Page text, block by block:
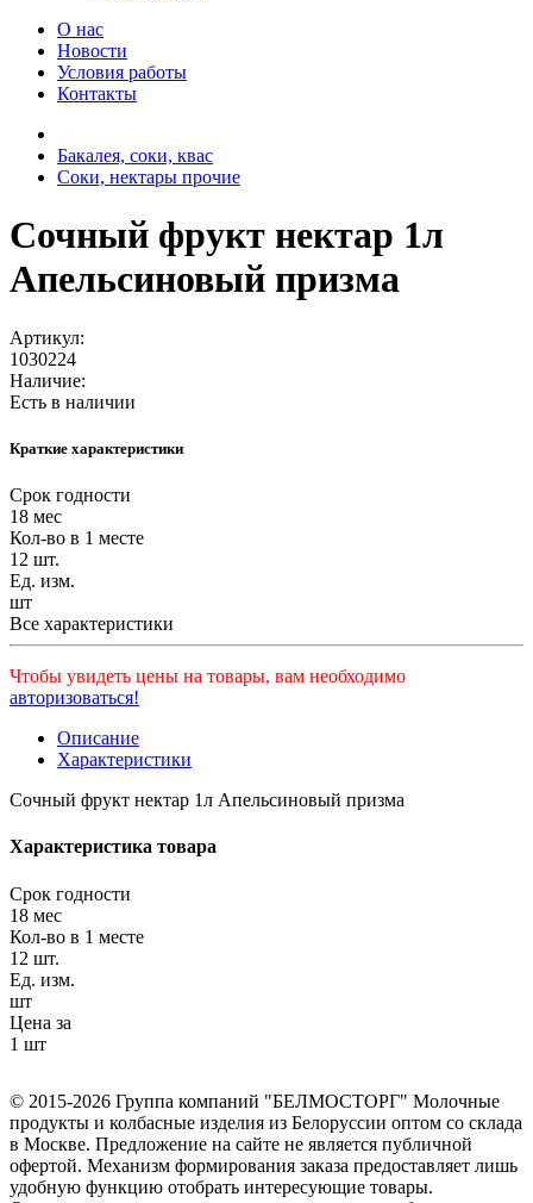
О нас
Новости
Условия работы
Контакты
Бакалея, соки, квас
Соки, нектары прочие
Сочный фрукт нектар 1л
Апельсиновый призма
Артикул:
1030224
Наличие:
Есть в наличии
Краткие характеристики
Срок годности
18 мес
Кол-во в 1 месте
12 шт.
Ед. изм.
шт
Все характеристики
Чтобы увидеть цены на товары, вам необходимо
авторизоваться!
Описание
Характеристики
Сочный фрукт нектар 1л Апельсиновый призма
Характеристика товара
Срок годности
18 мес
Кол-во в 1 месте
12 шт.
Ед. изм.
шт
Цена за
1 шт
© 2015-2026 Группа компаний "БЕЛМОСТОРГ" Молочные
продукты и колбасные изделия из Белоруссии оптом со склада
в Москве. Предложение на сайте не является публичной
офертой. Механизм формирования заказа предоставляет лишь
удобную функцию отобрать интересующие товары.